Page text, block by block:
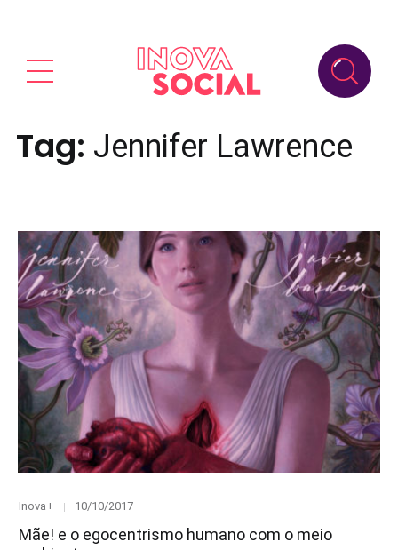
Tag: Jennifer Lawrence
Category
Inova+
Posted
10/10/2017
Mãe! e o egocentrismo humano com o meio